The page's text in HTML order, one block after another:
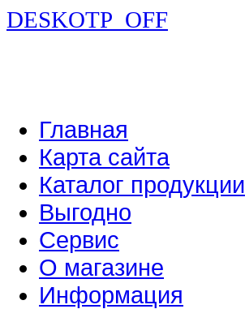
DESKOTP_OFF
Главная
Карта сайта
Каталог продукции
Выгодно
Сервис
О магазине
Информация